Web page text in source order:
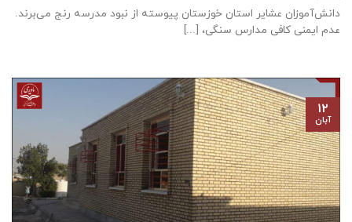
دانش‌آموزان عشایر استان خوزستان پيوسته از نبود مدرسه رنج می‌برند.
عدم ایمنی کافی مدارس سنگی، [...]
۱۲
آبان